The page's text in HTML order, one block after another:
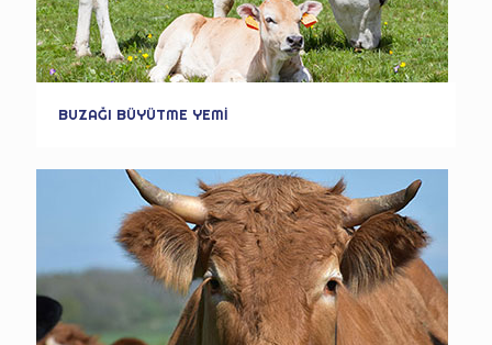
BUZAĞI BÜYÜTME YEMİ